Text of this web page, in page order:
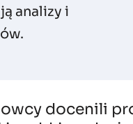
analizy i
docenili